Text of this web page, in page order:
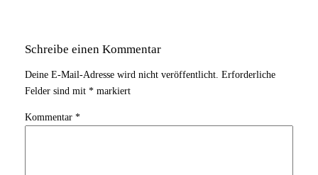
Schreibe einen Kommentar
Deine E-Mail-Adresse wird nicht veröffentlicht. Erforderliche
Felder sind mit *markiert
Kommentar *